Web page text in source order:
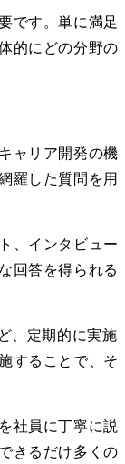
です。単に満足
的にどの分野の
ャリア開発の機
羅した質問を用
、インタビュー
回答を得られる
、定期的に実施
することで、そ
社員に丁寧に説
きるだけ多くの